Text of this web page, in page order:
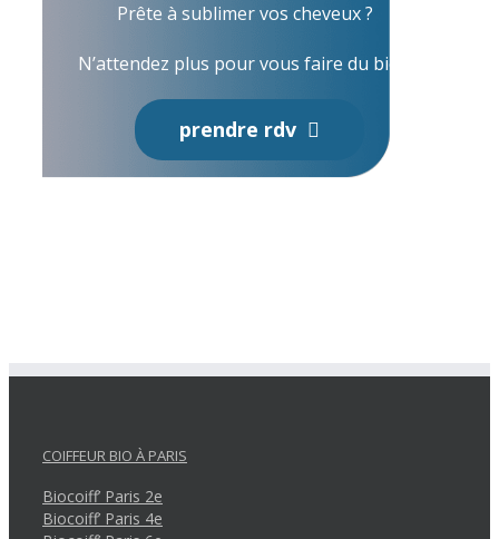
Prête à sublimer vos cheveux ?
N’attendez plus pour vous faire du bien.
prendre rdv
COIFFEUR BIO À PARIS
Biocoiff’ Paris 2e
Biocoiff’ Paris 4e